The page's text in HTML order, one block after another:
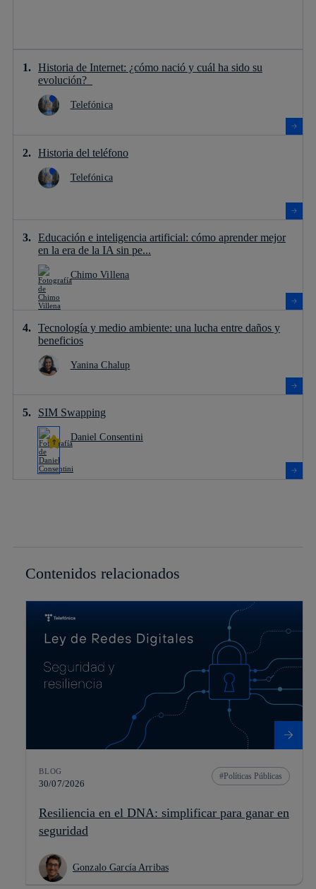
Historia de Internet: ¿cómo nació y cuál ha sido su
evolución?
Telefónica
Historia del teléfono
Telefónica
Educación e inteligencia artificial: cómo aprender mejor
en la era de la IA sin pe...
Chimo Villena
Tecnología y medio ambiente: una lucha entre daños y
beneficios
Yanina Chalup
SIM Swapping
Daniel Consentini
Contenidos relacionados
BLOG
30/07/2026
Políticas Públicas
Resiliencia en el DNA: simplificar para ganar en
seguridad
Gonzalo García Arribas